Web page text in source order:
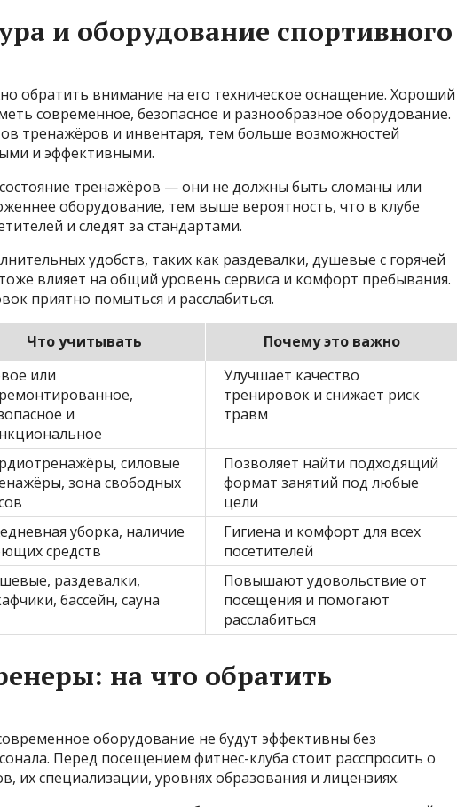
и оборудование спортивного
обратить внимание на его техническое оснащение. Хороший
современное, безопасное и разнообразное оборудование.
тренажёров и инвентаря, тем больше возможностей
и эффективными.
тренажёров — они не должны быть сломаны или
оборудование, тем выше вероятность, что в клубе
и следят за стандартами.
удобств, таких как раздевалки, душевые с горячей
влияет на общий уровень сервиса и комфорт пребывания.
приятно помыться и расслабиться.
Что учитывать
Почему это важно
или
и
Улучшает качество
тренировок и снижает риск
травм
силовые
зона свободных
Позволяет найти подходящий
формат занятий под любые
цели
уборка, наличие
средств
Гигиена и комфорт для всех
посетителей
раздевалки,
бассейн, сауна
Повышают удовольствие от
посещения и помогают
расслабиться
на что обратить
оборудование не будут эффективны без
Перед посещением фитнес-клуба стоит расспросить о
их специализации, уровнях образования и лицензиях.